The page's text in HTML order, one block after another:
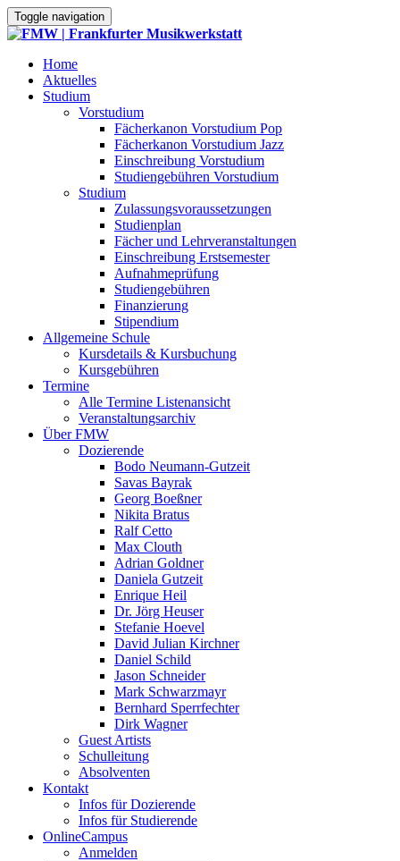
Toggle navigation
Home
Aktuelles
Studium
Vorstudium
Fächerkanon Vorstudium Pop
Fächerkanon Vorstudium Jazz
Einschreibung Vorstudium
Studiengebühren Vorstudium
Studium
Zulassungsvoraussetzungen
Studienplan
Fächer und Lehrveranstaltungen
Einschreibung Erstsemester
Aufnahmeprüfung
Studiengebühren
Finanzierung
Stipendium
Allgemeine Schule
Kursdetails & Kursbuchung
Kursgebühren
Termine
Alle Termine Listenansicht
Veranstaltungsarchiv
Über FMW
Dozierende
Bodo Neumann-Gutzeit
Savas Bayrak
Georg Boeßner
Nikita Bratus
Ralf Cetto
Max Clouth
Adrian Goldner
Daniela Gutzeit
Enrique Heil
Dr. Jörg Heuser
Stefanie Hoevel
David Julian Kirchner
Daniel Schild
Jason Schneider
Mark Schwarzmayr
Bernhard Sperrfechter
Dirk Wagner
Guest Artists
Schulleitung
Absolventen
Kontakt
Infos für Dozierende
Infos für Studierende
OnlineCampus
Anmelden